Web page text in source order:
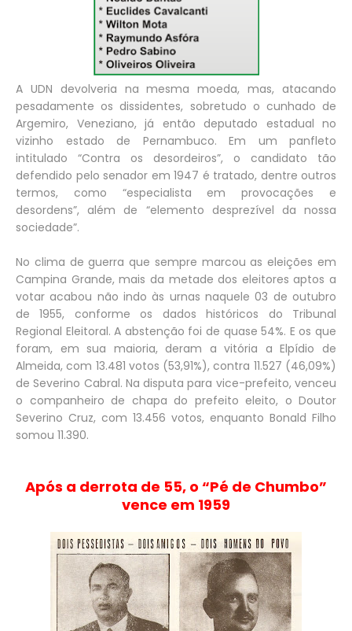
A UDN devolveria na mesma moeda, mas, atacando
pesadamente os dissidentes, sobretudo o cunhado de
Argemiro, Veneziano, já então deputado estadual no
vizinho estado de Pernambuco. Em um panfleto
intitulado “Contra os desordeiros”, o candidato tão
defendido pelo senador em 1947 é tratado, dentre outros
termos, como “especialista em provocações e
desordens”, além de “elemento desprezível da nossa
sociedade”.
No clima de guerra que sempre marcou as eleições em
Campina Grande, mais da metade dos eleitores aptos a
votar acabou não indo às urnas naquele 03 de outubro
de 1955, conforme os dados históricos do Tribunal
Regional Eleitoral. A abstenção foi de quase 54%. E os que
foram, em sua maioria, deram a vitória a Elpídio de
Almeida, com 13.481 votos (53,91%), contra 11.527 (46,09%)
de Severino Cabral. Na disputa para vice-prefeito, venceu
o companheiro de chapa do prefeito eleito, o Doutor
Severino Cruz, com 13.456 votos, enquanto Bonald Filho
somou 11.390.
Após a derrota de 55, o “Pé de Chumbo”
vence em 1959